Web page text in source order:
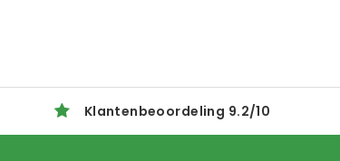
Klantenbeoordeling 9.2/10